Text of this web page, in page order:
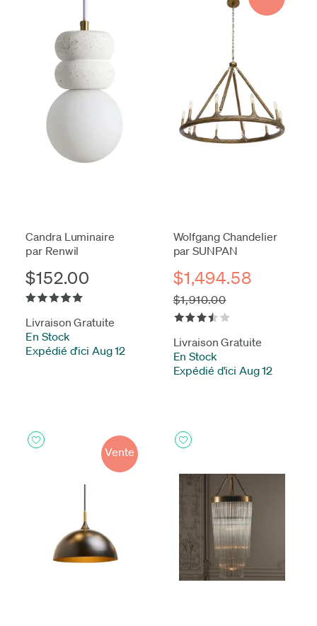
Candra Luminaire
par Renwil
$152.00
Livraison Gratuite
En Stock
Expédié d'ici Aug 12
Wolfgang Chandelier
par SUNPAN
$1,494.58
$1,910.00
Livraison Gratuite
En Stock
Expédié d'ici Aug 12
Vente